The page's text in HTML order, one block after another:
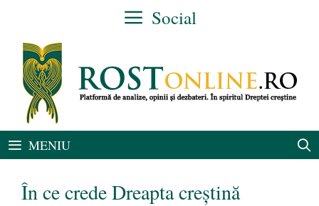
conținut
Social
MENIU
În ce crede Dreapta creștină